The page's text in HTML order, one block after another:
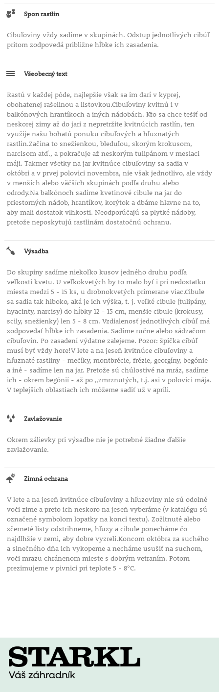
Spon rastlín
Cibuľoviny vždy sadíme v skupinách. Odstup jednotlivých cibúľ
pritom zodpovedá približne hĺbke ich zasadenia.
Všeobecný text
Rastú v každej pôde, najlepšie však sa im darí v kyprej,
obohatenej rašelinou a listovkou.Cibuľoviny kvitnú i v
balkónových hrantíkoch a iných nádobách. Kto sa chce tešiť od
neskorej zimy až do jari z nepretržite kvitnúcich rastlín, ten
využije našu bohatú ponuku cibuľových a hľuznatých
rastlín.Začína to snežienkou, bleduľou, skorým krokusom,
narcisom atď., a pokračuje až neskorým tulipánom v mesiaci
máji. Takmer všetky na jar kvitnúce cibuľoviny sa sadia v
októbri a v prvej polovici novembra, nie však jednotlivo, ale vždy
v menších alebo väčších skupinách podľa druhu alebo
odrody.Na balkónoch sadíme kvetinové cibule na jar do
priestorných nádob, hrantíkov, korýtok a dbáme hlavne na to,
aby mali dostatok vlhkosti. Neodporúčajú sa plytké nádoby,
pretože neposkytujú rastlinám dostatočnú ochranu.
Výsadba
Do skupiny sadíme niekoľko kusov jedného druhu podľa
veľkosti kvetu. U veľkokvetých by to malo byť i pri nedostatku
miesta medzi 5 - 15 ks, u drobnokvetých primerane viac.Cibule
sa sadia tak hlboko, aká je ich výška, t. j. veľké cibule (tulipány,
hyacinty, narcisy) do hĺbky 12 - 15 cm, menšie cibule (krokusy,
scily, snežienky) len 5 - 8 cm. Vzdialenosť jednotlivých cibúľ má
zodpovedať hĺbke ich zasadenia. Sadíme ručne alebo sádzačom
cibuľovín. Po zasadení výdatne zalejeme. Pozor: špička cibúľ
musí byť vždy hore!V lete a na jeseň kvitnúce cibuľoviny a
hľuznaté rastliny - mečíky, montbrécie, frézie, georgíny, begónie
a iné - sadíme len na jar. Pretože sú chúlostivé na mráz, sadíme
ich - okrem begónií - až po „zmrznutých, t.j. asi v polovici mája.
V teplejších oblastiach ich môžeme sadiť už v apríli.
Zavlažovanie
Okrem zálievky pri výsadbe nie je potrebné žiadne ďalšie
zavlažovanie.
Zimná ochrana
V lete a na jeseň kvitnúce cibuľoviny a hľuzoviny nie sú odolné
voči zime a preto ich neskoro na jeseň vyberáme (v katalógu sú
označené symbolom lopatky na konci textu). Zožltnuté alebo
zčerneté listy odstrihneme, hľuzy a cibule ponecháme čo
najdlhšie v zemi, aby dobre vyzreli.Koncom októbra za suchého
a slnečného dňa ich vykopeme a necháme usušiť na suchom,
voči mrazu chránenom mieste s dobrým vetraním. Potom
prezimujeme v pivnici pri teplote 5 - 8°C.